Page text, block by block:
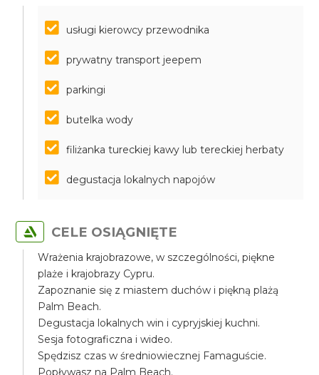
usługi kierowcy przewodnika
prywatny transport jeepem
parkingi
butelka wody
filiżanka tureckiej kawy lub tereckiej herbaty
degustacja lokalnych napojów
CELE OSIĄGNIĘTE
Wrażenia krajobrazowe, w szczególności, piękne
plaże i krajobrazy Cypru.
Zapoznanie się z miastem duchów i piękną plażą
Palm Beach.
Degustacja lokalnych win i cypryjskiej kuchni.
Sesja fotograficzna i wideo.
Spędzisz czas w średniowiecznej Famaguście.
Popływasz na Palm Beach.